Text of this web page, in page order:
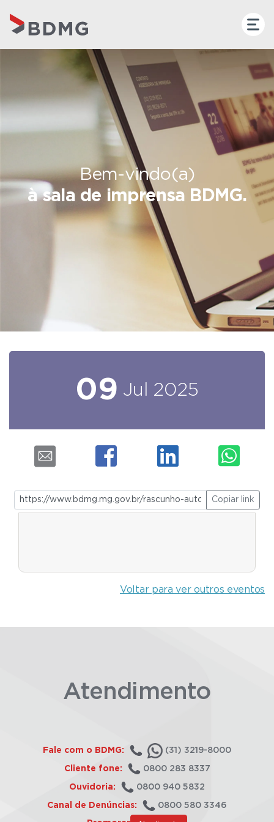
Bem-vindo(a)
à sala de imprensa BDMG.
09 Jul 2025
Copiar link
Voltar para ver outros eventos
Atendimento
Fale com o BDMG: (31) 3219-8000
Cliente fone: 0800 283 8337
Ouvidoria: 0800 940 5832
Canal de Denúncias: 0800 580 3346